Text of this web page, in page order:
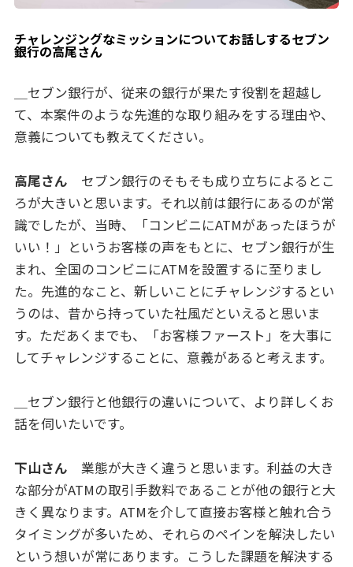
チャレンジングなミッションについてお話しするセブン
銀行の高尾さん
＿セブン銀行が、従来の銀行が果たす役割を超越し
て、本案件のような先進的な取り組みをする理由や、
意義についても教えてください。
高尾さん セブン銀行のそもそも成り立ちによるとこ
ろが大きいと思います。それ以前は銀行にあるのが常
識でしたが、当時、「コンビニにATMがあったほうが
いい！」というお客様の声をもとに、セブン銀行が生
まれ、全国のコンビニにATMを設置するに至りまし
た。先進的なこと、新しいことにチャレンジするとい
うのは、昔から持っていた社風だといえると思いま
す。ただあくまでも、「お客様ファースト」を大事に
してチャレンジすることに、意義があると考えます。
＿セブン銀行と他銀行の違いについて、より詳しくお
話を伺いたいです。
下山さん 業態が大きく違うと思います。利益の大き
な部分がATMの取引手数料であることが他の銀行と大
きく異なります。ATMを介して直接お客様と触れ合う
タイミングが多いため、それらのペインを解決したい
という想いが常にあります。こうした課題を解決する